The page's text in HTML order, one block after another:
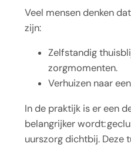
Veel mensen denken
zijn:
Zelfstandig
zorgmomenten.
Verhuizen naar
In de praktijk is er een
belangrijker wordt:
uurszorg dichtbij. Deze